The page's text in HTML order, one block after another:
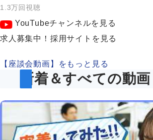
1.3万回視聴
YouTubeチャンネルを見る
求人募集中！採用サイトを見る
【座談会動画】をもっと見る
新着＆すべての動画